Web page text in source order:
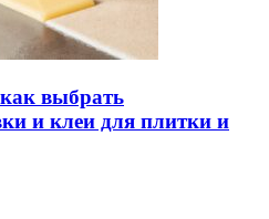
выбрать
и клеи для плитки и